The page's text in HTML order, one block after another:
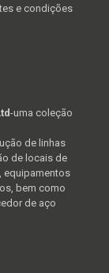
e condições
-uma coleção
de linhas
de locais de
equipamentos
bem como
de aço